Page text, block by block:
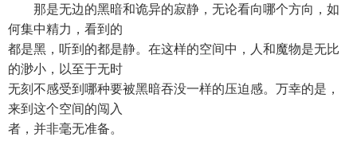
那是无边的黑暗和诡异的寂静，无论看向哪个方向，如
何集中精力，看到的
都是黑，听到的都是静。在这样的空间中，人和魔物是无比
的渺小，以至于无时
无刻不感受到哪种要被黑暗吞没一样的压迫感。万幸的是，
来到这个空间的闯入
者，并非毫无准备。